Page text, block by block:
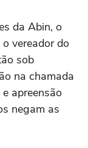
da Abin, o
vereador do
sob
na chamada
apreensão
negam as